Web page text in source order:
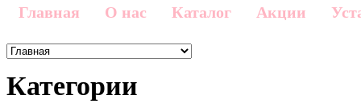
Главная О нас Каталог Акции
Категории